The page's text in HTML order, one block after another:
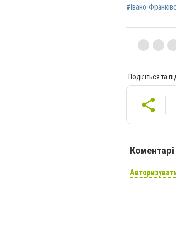
#Івано-
Поділіться та
Коментарі